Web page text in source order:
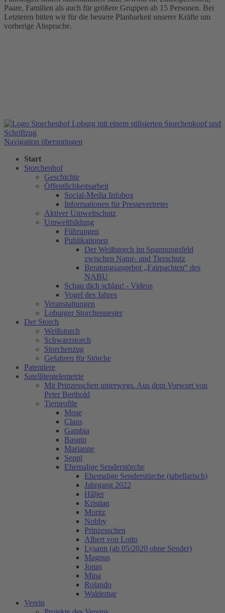
Paare, Familien als auch für größere Gruppen ab 15 Personen. Bei
Letzteren bitten wir für die bessere Planbarkeit unserer Kräfte um
vorherige Absprache.
Navigation überspringen
Start
Storchenhof
Geschichte
Öffentlichkeitsarbeit
Social-Media Infobox
Informationen für Pressevertreter
Aktiver Umweltschutz
Umweltbildung
Führungen
Publikationen
Der Weißstorch im Spannungsfeld
zwischen Natur- und Tierschutz
Beratungsangebot „Fairpachten“ des
NABU
Schau dich schlau! - Videos
Vogel des Jahres
Veranstaltungen
Loburger Storchennester
Der Storch
Weißstorch
Schwarzstorch
Storchenzug
Gefahren für Störche
Patentiere
Satellitentelemetrie
Mit Prinzesschen unterwegs. Aus dem Vorwort von
Peter Berthold
Tierprofile
Mose
Claus
Gambia
Basuto
Marianne
Seppl
Ehemalige Senderstörche
Ehemalige Senderstörche (tabellarisch)
Jahrgang 2022
Håljer
Kristian
Moritz
Nobby
Prinzesschen
Albert von Lotto
Lysann (ab 05/2020 ohne Sender)
Magnus
Jonas
Mina
Rolando
Waldemar
Verein